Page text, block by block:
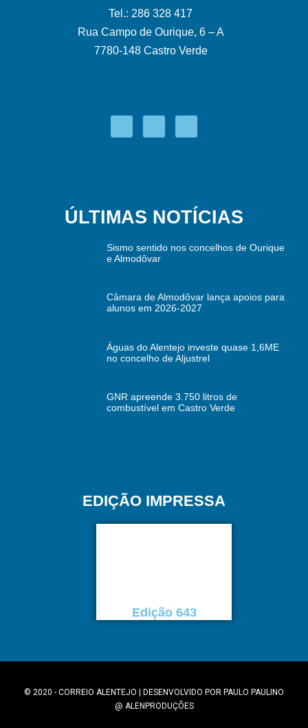
Tel.: 286 328 417
Rua Campo de Ourique, 6 – A
7780-148 Castro Verde
ÚLTIMAS NOTÍCIAS
Sismo sentido nos concelhos de Ourique
e Almodôvar
Câmara de Almodôvar lança apoios para
alunos em 2026-2027
Águas do Alentejo investe quase 1,6ME
no concelho de Aljustrel
GNR apreende 3.750 litros de
combustível em Castro Verde
EDIÇÃO IMPRESSA
Edição 643
© 2020 - CORREIO ALENTEJO | DESENVOLVIDO POR PAULO PAULINO
@ ALENPRODUÇÕES